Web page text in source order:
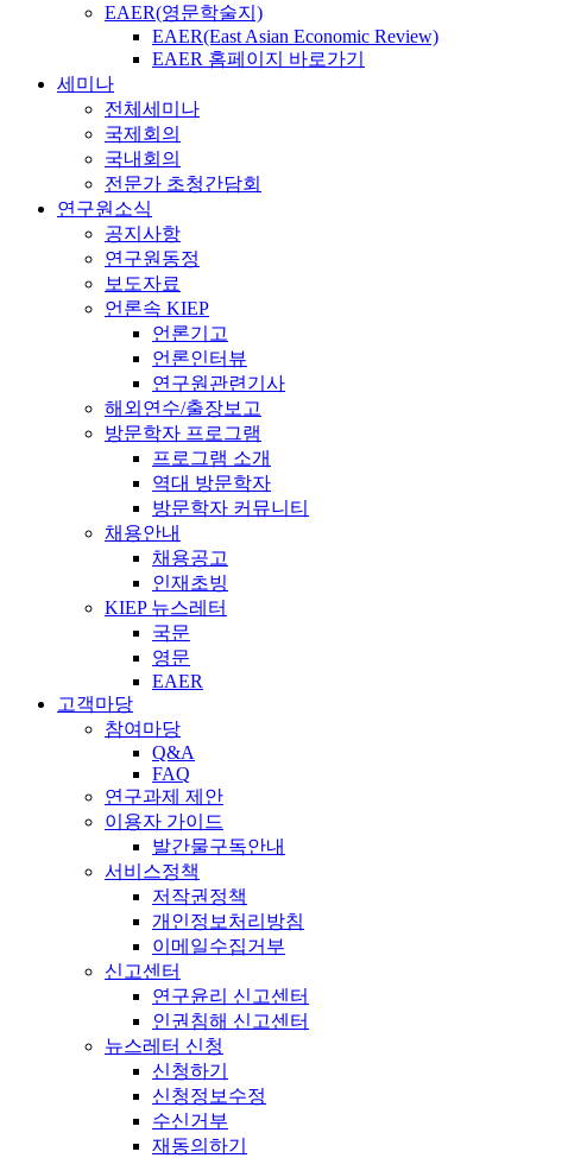
EAER(영문학술지)
EAER(East Asian Economic Review)
EAER 홈페이지 바로가기
세미나
전체세미나
국제회의
국내회의
전문가 초청간담회
연구원소식
공지사항
연구원동정
보도자료
언론속 KIEP
언론기고
언론인터뷰
연구원관련기사
해외연수/출장보고
방문학자 프로그램
프로그램 소개
역대 방문학자
방문학자 커뮤니티
채용안내
채용공고
인재초빙
KIEP 뉴스레터
국문
영문
EAER
고객마당
참여마당
Q&A
FAQ
연구과제 제안
이용자 가이드
발간물구독안내
서비스정책
저작권정책
개인정보처리방침
이메일수집거부
신고센터
연구윤리 신고센터
인권침해 신고센터
뉴스레터 신청
신청하기
신청정보수정
수신거부
재동의하기